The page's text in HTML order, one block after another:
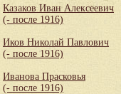
Казаков Иван Алексеевич
(- после 1916)
Иков Николай Павлович
(- после 1916)
Иванова Прасковья
(- после 1916)